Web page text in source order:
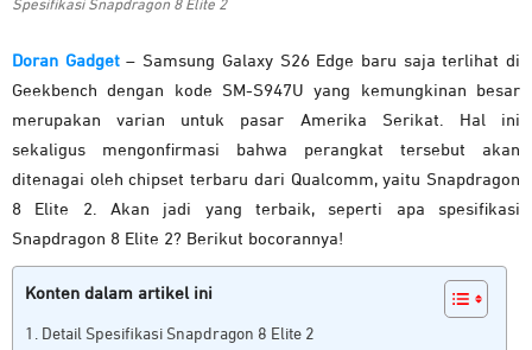
Spesifikasi Snapdragon 8 Elite 2
Doran Gadget– Samsung Galaxy S26 Edge baru saja terlihat di
Geekbench dengan kode SM-S947U yang kemungkinan besar
merupakan varian untuk pasar Amerika Serikat. Hal ini
sekaligus mengonfirmasi bahwa perangkat tersebut akan
ditenagai oleh chipset terbaru dari Qualcomm, yaitu Snapdragon
8 Elite 2. Akan jadi yang terbaik, seperti apa spesifikasi
Snapdragon 8 Elite 2? Berikut bocorannya!
Konten dalam artikel ini
Detail Spesifikasi Snapdragon 8 Elite 2